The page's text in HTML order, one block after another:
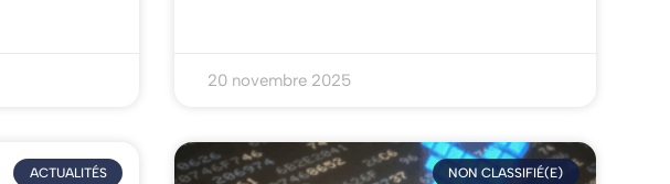
20 novembre 2025
ACTUALITÉS NON CLASSIFIÉ(E)